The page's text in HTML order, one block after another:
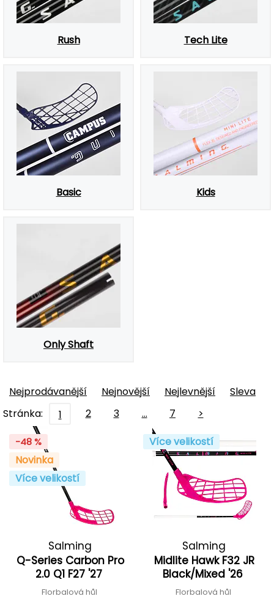
Rush Tech Lite
Basic Kids
Only Shaft
Nejprodávanější Nejnovější Nejlevnější
Sleva
Stránka:
1 2 3 … 7 >
-48 %
Novinka
Více velikostí
Salming
Q-Series Carbon Pro
2.0 Q1 F27 '27
Florbalová hůl
Více velikostí
Salming
Midlite Hawk F32 JR
Black/Mixed '26
Florbalová hůl